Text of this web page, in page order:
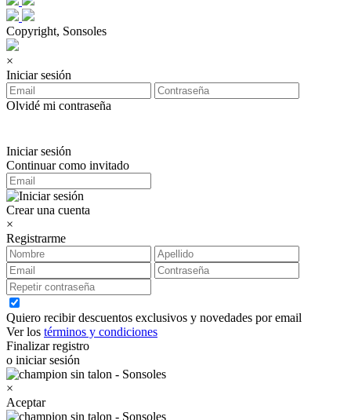
Copyright, Sonsoles
×
Iniciar sesión
Olvidé mi contraseña
Iniciar sesión
Continuar como invitado
Crear una cuenta
×
Registrarme
Quiero recibir descuentos exclusivos y novedades por email
Ver los términos y condiciones
Finalizar registro
o iniciar sesión
×
Aceptar